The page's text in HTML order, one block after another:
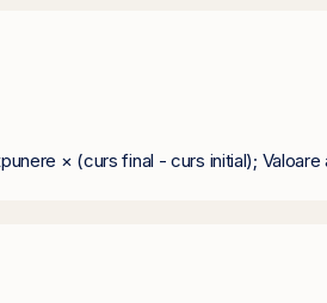
× (curs final - curs initial);